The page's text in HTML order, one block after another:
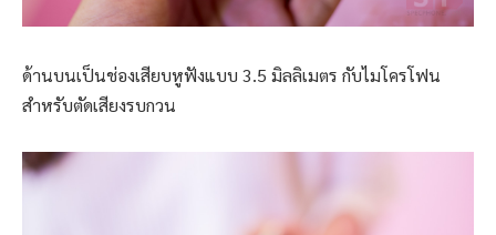
ด้านบนเป็นช่องเสียบหูฟังแบบ 3.5 มิลลิเมตร กับไมโครโฟน
สำหรับตัดเสียงรบกวน